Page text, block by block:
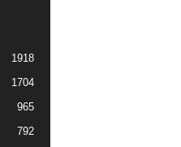
1918
1704
965
792